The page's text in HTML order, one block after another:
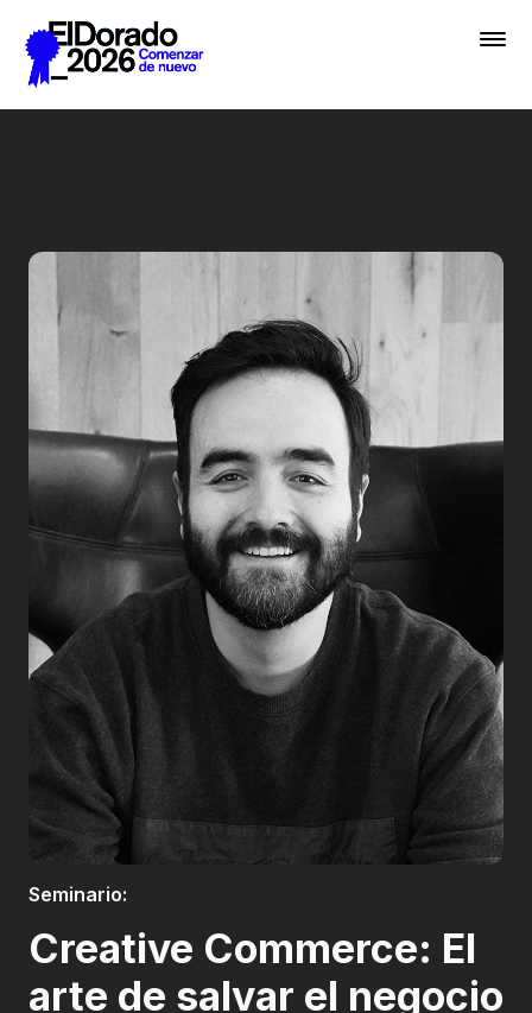
Saltar al contenido principal
Academias
Inscribir
Boletería
Seminario:
Creative Commerce: El
arte de salvar el negocio